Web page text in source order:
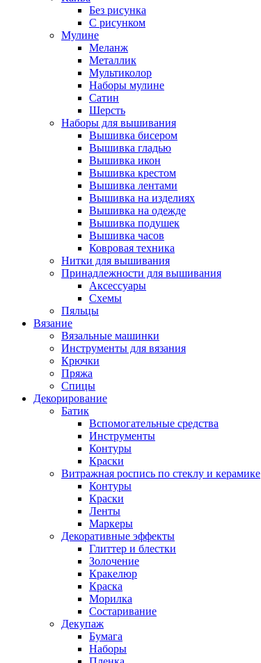
Без рисунка
С рисунком
Мулине
Меланж
Металлик
Мультиколор
Наборы мулине
Сатин
Шерсть
Наборы для вышивания
Вышивка бисером
Вышивка гладью
Вышивка икон
Вышивка крестом
Вышивка лентами
Вышивка на изделиях
Вышивка на одежде
Вышивка подушек
Вышивка часов
Ковровая техника
Нитки для вышивания
Принадлежности для вышивания
Аксессуары
Схемы
Пяльцы
Вязание
Вязальные машинки
Инструменты для вязания
Крючки
Пряжа
Спицы
Декорирование
Батик
Вспомогательные средства
Инструменты
Контуры
Краски
Витражная роспись по стеклу и керамике
Контуры
Краски
Ленты
Маркеры
Декоративные эффекты
Глиттер и блестки
Золочение
Кракелюр
Краска
Морилка
Состаривание
Декупаж
Бумага
Наборы